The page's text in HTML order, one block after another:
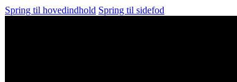
Spring til hovedindhold Spring til sidefod